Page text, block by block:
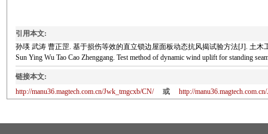
引用本文:
孙瑛 武涛 曹正罡. 基于损伤等效的直立锁边屋面板动态抗风揭试验方法[J]. 土木
Sun Ying Wu Tao Cao Zhenggang. Test method of dynamic wind uplift for standing
链接本文:
http://manu36.magtech.com.cn/Jwk_tmgcxb/CN/
或 http://